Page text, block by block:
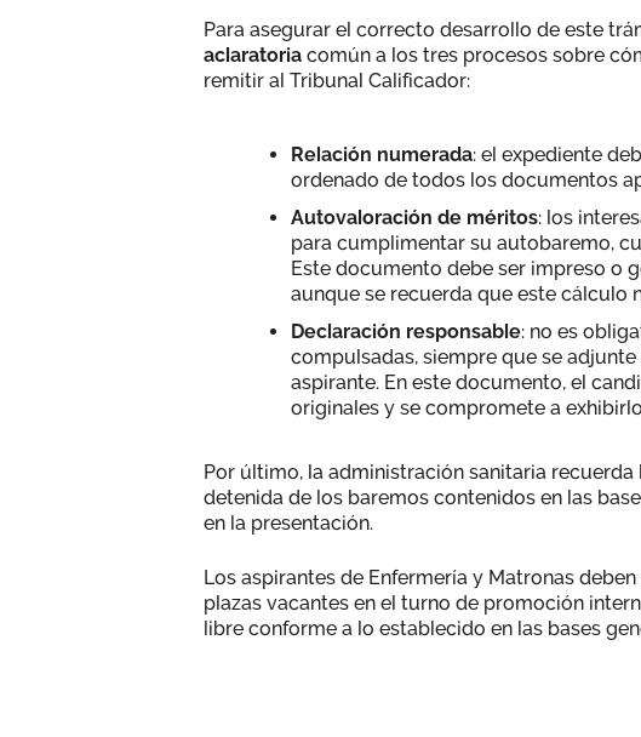
Para asegurar el correcto desarrollo de este
aclaratoria común a los tres procesos sobre
remitir al Tribunal Calificador:
Relación numerada: el expediente
ordenado de todos los documentos
Autovaloración de méritos: los
para cumplimentar su autobaremo,
Este documento debe ser impreso o
aunque se recuerda que este cálculo
Declaración responsable: no es
compulsadas, siempre que se
aspirante. En este documento, el
originales y se compromete a
Por último, la administración sanitaria
detenida de los baremos contenidos en las
en la presentación.
Los aspirantes de Enfermería y Matronas
plazas vacantes en el turno de promoción
libre conforme a lo establecido en las bases